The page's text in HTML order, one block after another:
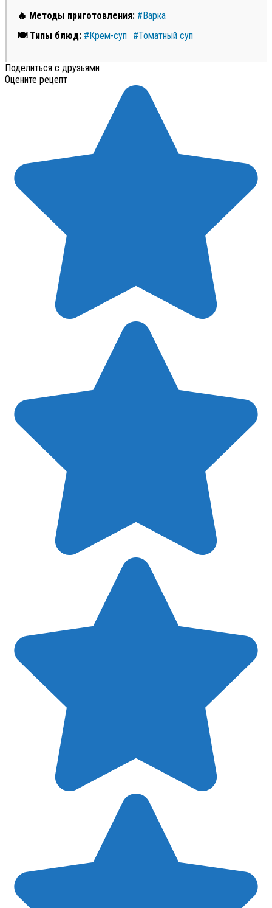
🔥 Методы приготовления: #Варка
🍽 Типы блюд: #Крем-суп #Томатный суп
Поделиться с друзьями
Оцените рецепт